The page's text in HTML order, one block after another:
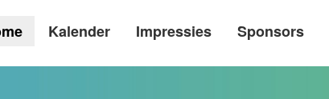
Kalender Impressies Sponsors